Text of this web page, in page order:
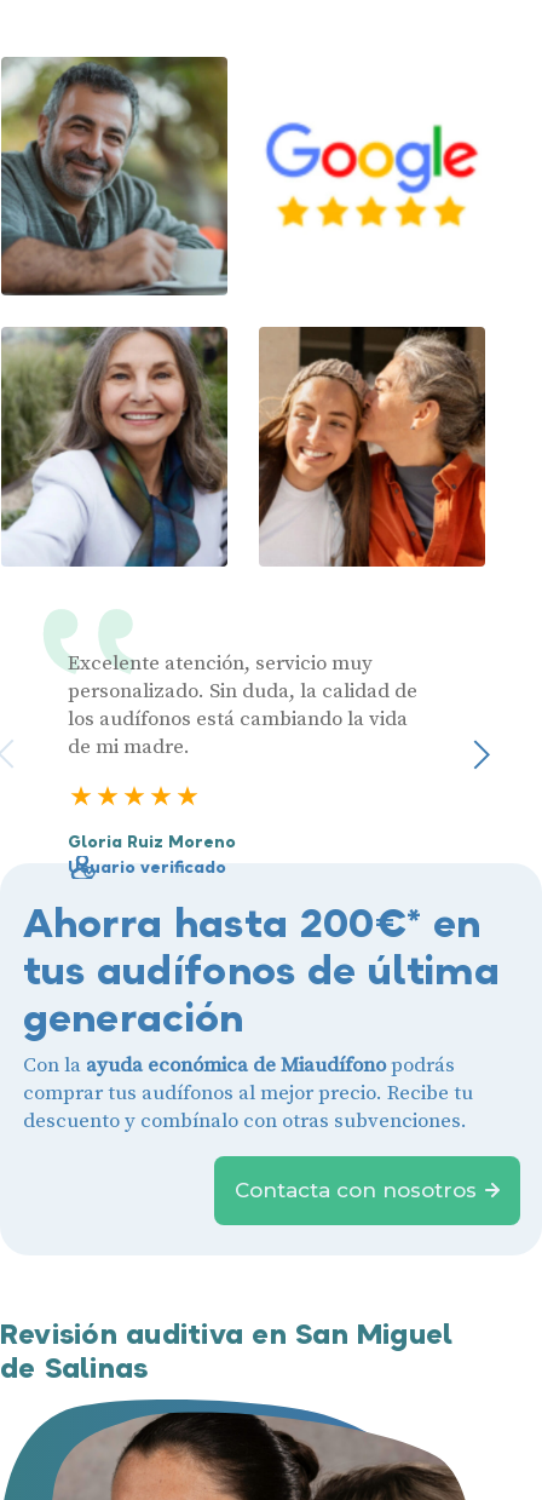
Excelente atención, servicio muy
personalizado. Sin duda, la calidad de
los audífonos está cambiando la vida
de mi madre.
Gloria Ruiz Moreno
Usuario verificado
Julia
Ahorra hasta 200€* en
tus audífonos de última
generación
Con la ayuda económica de Miaudífonopodrás
comprar tus audífonos al mejor precio. Recibe tu
descuento y combínalo con otras subvenciones.
Contacta con nosotros
Revisión auditiva en San Miguel
de Salinas